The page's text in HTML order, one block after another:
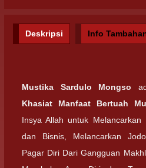
Deskripsi Info
Mustika Sardulo Mongso
Khasiat Manfaat Bertuah
Insya Allah untuk Melancarkan
dan Bisnis, Melancarkan
Pagar Diri Dari Gangguan